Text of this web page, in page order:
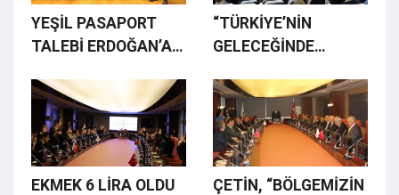
YEŞİL PASAPORT
TALEBİ ERDOĞAN’A
“TÜRKİYE’NİN
GELECEĞİNDE
ÇOK ÖNEMİ VAR”
EKMEK 6 LİRA OLDU
ÇETİN, “BÖLGEMİZİN